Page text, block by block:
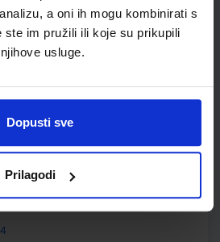
a oni ih mogu kombinirati s
ste im pružili ili koje su prikupili
usluge.
Dopusti sve
Prilagodi
Omot
informatike u trećem razredu
d.d.
Registarski broj ministarstva:
CIJENA:11,50 €